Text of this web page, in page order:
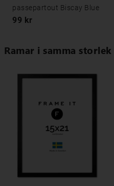
passepartout Biscay Blue
99 kr
Ramar i samma storlek